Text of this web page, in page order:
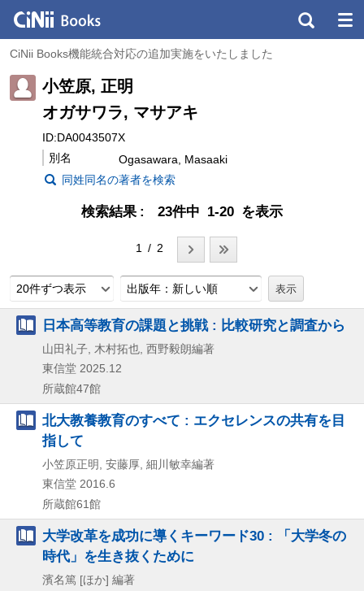
CiNii Books機能統合対応の追加実施をいたしました
小笠原, 正明
オガサワラ, マサアキ
ID:DA0043507X
別名
Ogasawara, Masaaki
同姓同名の著者を検索
検索結果 23件中 1-20 を表示
1 / 2
20件ずつ表示 出版年：新しい順
日本高等教育の課題と挑戦 : 比較研究と調査から
山田礼子, 木村拓也, 西野毅朗編著
東信堂 2025.12
所蔵館47館
北大教養教育のすべて : エクセレンスの共有を目
指して
小笠原正明, 安藤厚, 細川敏幸編著
東信堂 2016.6
所蔵館61館
大学改革を成功に導くキーワード30 : 「大学冬の
時代」を生き抜くために
濱名篤 [ほか] 編著